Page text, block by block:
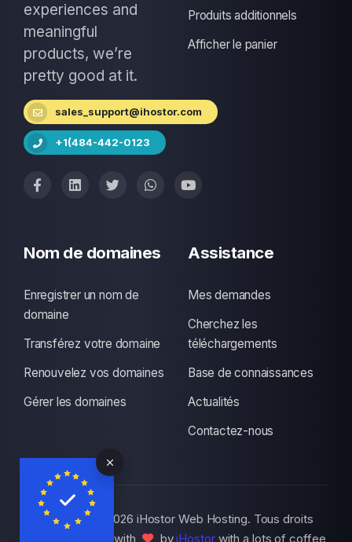
experiences and
meaningful
products, we’re
pretty good at it.
sales_support@ihostor.com
+1(484-442-0123
Produits additionnels
Afficher le panier
Nom de domaines
Enregistrer un nom de
domaine
Transférez votre domaine
Renouvelez vos domaines
Gérer les domaines
Assistance
Mes demandes
Cherchez les
téléchargements
Base de connaissances
Actualités
Contactez-nous
Copyright © 2026 iHostor Web Hosting. Tous droits
réservés., Made with
byiHostorwith a lots of coffee